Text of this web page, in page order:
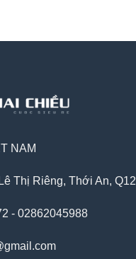
NAM
Thị Riêng, Thới An, Q12
- 02862045988